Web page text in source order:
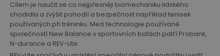
Cílem je naučit se co nejpřesněji biomechaniku lidského
chodidla a zvýšit pohodlí a bezpečnost například tenisek
používaných při tréninku. Mezi technologie používané
společností New Balance v sportovních botách patří Probank,
N-durance a REV-Lite.